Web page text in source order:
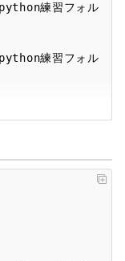
練習フォル